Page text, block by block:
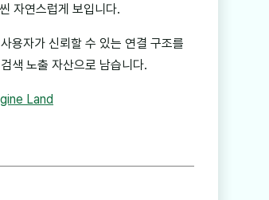
자연스럽게 보입니다.
용자가 신뢰할 수 있는 연결 구조를
색 노출 자산으로 남습니다.
Land